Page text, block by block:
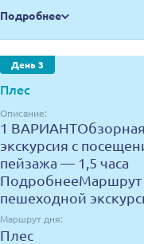
Подробнее
День 3
Плес
Описание:
1
экскурсия с
пейзажа — 1,5 часа
ПодробнееМаршрут
пешеходной
Маршрут дня:
Плес